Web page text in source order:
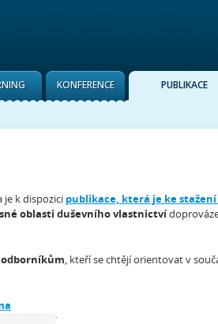
KONFERENCE PUBLIKACE
je k dispozici publikace, která je ke stažení
oblasti duševního vlastnictví
, kteří se chtějí orientovat v